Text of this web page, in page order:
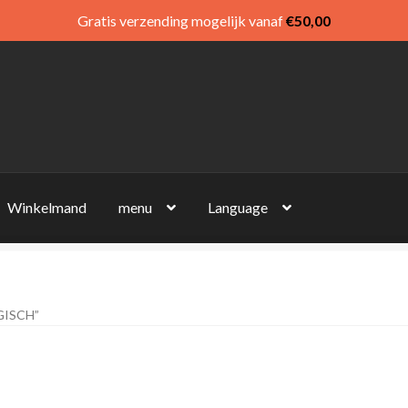
Winkelmand menu Language
Gratis verzending mogelijk vanaf€50,00